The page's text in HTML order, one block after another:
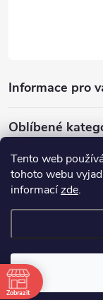
Tento web
tohoto webu
informacízde.
Informace pro
Oblíbené
Přijímáme
Copyright
Zobrazit